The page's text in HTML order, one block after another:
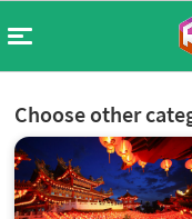
Choose other